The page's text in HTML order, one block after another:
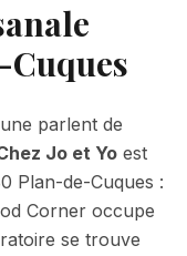
parlent de
Jo et Yo est
Plan-de-Cuques :
Corner occupe
se trouve